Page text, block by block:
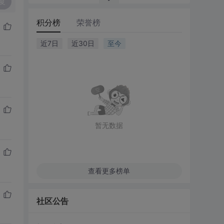
积分榜 荣誉榜
近7日 近30日 至今
暂无数据
查看更多榜单
社区公告